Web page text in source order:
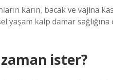
karın, bacak ve vajina
yaşam kalp damar
ister?